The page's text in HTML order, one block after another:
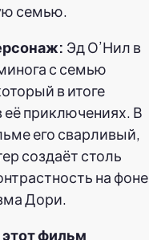
семью.
Эд О’Нил в
с семью
в итоге
приключениях. В
его сварливый,
создаёт столь
на фоне
Дори.
этот фильм